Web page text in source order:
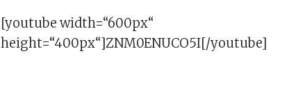
[youtube width=“600px“
height=“400px“]ZNM0ENUCO5I[/youtube]